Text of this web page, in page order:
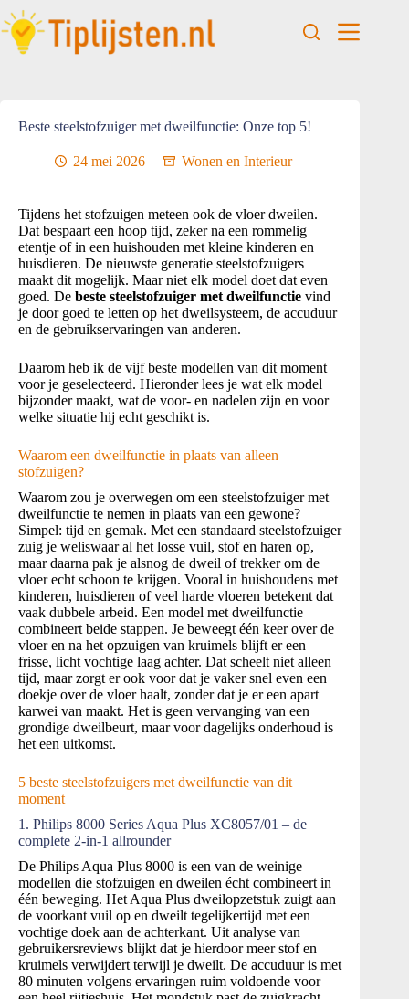
Beste steelstofzuiger met dweilfunctie: Onze top 5!
24 mei 2026 Wonen en Interieur
Tijdens het stofzuigen meteen ook de vloer dweilen.
Dat bespaart een hoop tijd, zeker na een rommelig
etentje of in een huishouden met kleine kinderen en
huisdieren. De nieuwste generatie steelstofzuigers
maakt dit mogelijk. Maar niet elk model doet dat even
goed. De beste steelstofzuiger met dweilfunctie vind
je door goed te letten op het dweilsysteem, de accuduur
en de gebruikservaringen van anderen.
Daarom heb ik de vijf beste modellen van dit moment
voor je geselecteerd. Hieronder lees je wat elk model
bijzonder maakt, wat de voor- en nadelen zijn en voor
welke situatie hij echt geschikt is.
Waarom een dweilfunctie in plaats van alleen
stofzuigen?
Waarom zou je overwegen om een steelstofzuiger met
dweilfunctie te nemen in plaats van een gewone?
Simpel: tijd en gemak. Met een standaard steelstofzuiger
zuig je weliswaar al het losse vuil, stof en haren op,
maar daarna pak je alsnog de dweil of trekker om de
vloer echt schoon te krijgen. Vooral in huishoudens met
kinderen, huisdieren of veel harde vloeren betekent dat
vaak dubbele arbeid. Een model met dweilfunctie
combineert beide stappen. Je beweegt één keer over de
vloer en na het opzuigen van kruimels blijft er een
frisse, licht vochtige laag achter. Dat scheelt niet alleen
tijd, maar zorgt er ook voor dat je vaker snel even een
doekje over de vloer haalt, zonder dat je er een apart
karwei van maakt. Het is geen vervanging van een
grondige dweilbeurt, maar voor dagelijks onderhoud is
het een uitkomst.
5 beste steelstofzuigers met dweilfunctie van dit
moment
1. Philips 8000 Series Aqua Plus XC8057/01 – de
complete 2-in-1 allrounder
De Philips Aqua Plus 8000 is een van de weinige
modellen die stofzuigen en dweilen écht combineert in
één beweging. Het Aqua Plus dweilopzetstuk zuigt aan
de voorkant vuil op en dweilt tegelijkertijd met een
vochtige doek aan de achterkant. Uit analyse van
gebruikersreviews blijkt dat je hierdoor meer stof en
kruimels verwijdert terwijl je dweilt. De accuduur is met
80 minuten volgens ervaringen ruim voldoende voor